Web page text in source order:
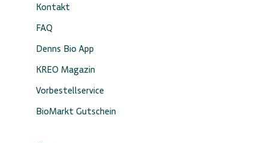
Kontakt
FAQ
Denns Bio App
KREO Magazin
Vorbestellservice
BioMarkt Gutschein